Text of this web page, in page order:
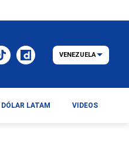
VENEZUELA
DÓLAR LATAM VIDEOS